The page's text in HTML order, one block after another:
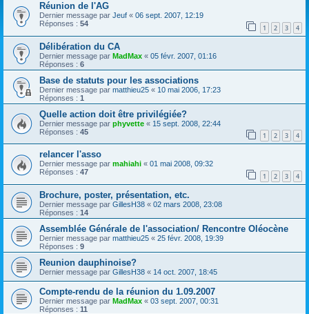
Réunion de l'AG
Dernier message par Jeuf « 06 sept. 2007, 12:19
Réponses : 54 1 2 3 4
Délibération du CA
Dernier message par MadMax « 05 févr. 2007, 01:16
Réponses : 6
Base de statuts pour les associations
Dernier message par matthieu25 « 10 mai 2006, 17:23
Réponses : 1
Quelle action doit être privilégiée?
Dernier message par phyvette « 15 sept. 2008, 22:44
Réponses : 45 1 2 3 4
relancer l'asso
Dernier message par mahiahi « 01 mai 2008, 09:32
Réponses : 47 1 2 3 4
Brochure, poster, présentation, etc.
Dernier message par GillesH38 « 02 mars 2008, 23:08
Réponses : 14
Assemblée Générale de l'association/ Rencontre Oléocène
Dernier message par matthieu25 « 25 févr. 2008, 19:39
Réponses : 9
Reunion dauphinoise?
Dernier message par GillesH38 « 14 oct. 2007, 18:45
Compte-rendu de la réunion du 1.09.2007
Dernier message par MadMax « 03 sept. 2007, 00:31
Réponses : 11